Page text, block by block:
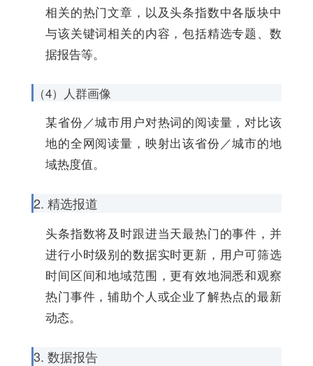
相关的热门文章，以及头条指数中各版块中
与该关键词相关的内容，包括精选专题、数
据报告等。
（4）人群画像
某省份／城市用户对热词的阅读量，对比该
地的全网阅读量，映射出该省份／城市的地
域热度值。
2. 精选报道
头条指数将及时跟进当天最热门的事件，并
进行小时级别的数据实时更新，用户可筛选
时间区间和地域范围，更有效地洞悉和观察
热门事件，辅助个人或企业了解热点的最新
动态。
3. 数据报告